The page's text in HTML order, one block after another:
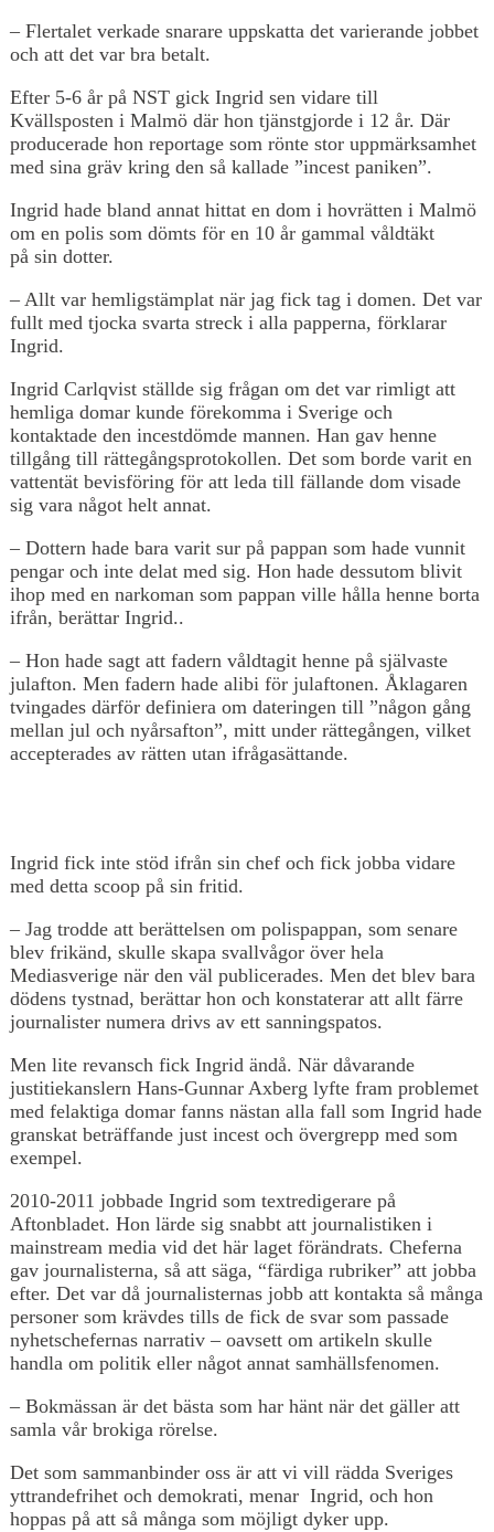
– Flertalet verkade snarare uppskatta det varierande jobbet
och att det var bra betalt.
Efter 5-6 år på NST gick Ingrid sen vidare till
Kvällsposten i Malmö där hon tjänstgjorde i 12 år. Där
producerade hon reportage som rönte stor uppmärksamhet
med sina gräv kring den så kallade ”incest paniken”.
Ingrid hade bland annat hittat en dom i hovrätten i Malmö
om en polis som dömts för en 10 år gammal våldtäkt
på sin dotter.
– Allt var hemligstämplat när jag fick tag i domen. Det var
fullt med tjocka svarta streck i alla papperna, förklarar
Ingrid.
Ingrid Carlqvist ställde sig frågan om det var rimligt att
hemliga domar kunde förekomma i Sverige och
kontaktade den incestdömde mannen. Han gav henne
tillgång till rättegångsprotokollen. Det som borde varit en
vattentät bevisföring för att leda till fällande dom visade
sig vara något helt annat.
– Dottern hade bara varit sur på pappan som hade vunnit
pengar och inte delat med sig. Hon hade dessutom blivit
ihop med en narkoman som pappan ville hålla henne borta
ifrån, berättar Ingrid..
– Hon hade sagt att fadern våldtagit henne på självaste
julafton. Men fadern hade alibi för julaftonen. Åklagaren
tvingades därför definiera om dateringen till ”någon gång
mellan jul och nyårsafton”, mitt under rättegången, vilket
accepterades av rätten utan ifrågasättande.
Ingrid fick inte stöd ifrån sin chef och fick jobba vidare
med detta scoop på sin fritid.
– Jag trodde att berättelsen om polispappan, som senare
blev frikänd, skulle skapa svallvågor över hela
Mediasverige när den väl publicerades. Men det blev bara
dödens tystnad, berättar hon och konstaterar att allt färre
journalister numera drivs av ett sanningspatos.
Men lite revansch fick Ingrid ändå. När dåvarande
justitiekanslern Hans-Gunnar Axberg lyfte fram problemet
med felaktiga domar fanns nästan alla fall som Ingrid hade
granskat beträffande just incest och övergrepp med som
exempel.
2010-2011 jobbade Ingrid som textredigerare på
Aftonbladet. Hon lärde sig snabbt att journalistiken i
mainstream media vid det här laget förändrats. Cheferna
gav journalisterna, så att säga, “färdiga rubriker” att jobba
efter. Det var då journalisternas jobb att kontakta så många
personer som krävdes tills de fick de svar som passade
nyhetschefernas narrativ – oavsett om artikeln skulle
handla om politik eller något annat samhällsfenomen.
– Bokmässan är det bästa som har hänt när det gäller att
samla vår brokiga rörelse.
Det som sammanbinder oss är att vi vill rädda Sveriges
yttrandefrihet och demokrati, menar Ingrid, och hon
hoppas på att så många som möjligt dyker upp.